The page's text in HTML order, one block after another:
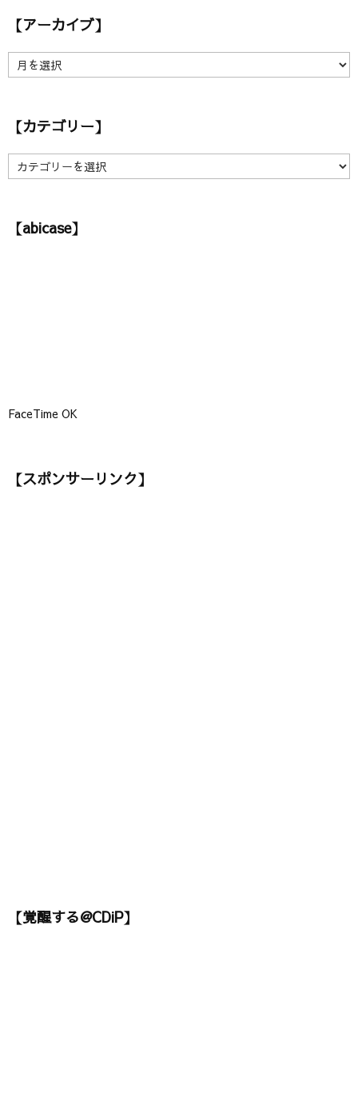
【アーカイブ】
ア
イ【カテゴリー】
【
カ
リ【abicase】
FaceTime OK
【スポンサーリンク】
【覚醒する@CDiP】